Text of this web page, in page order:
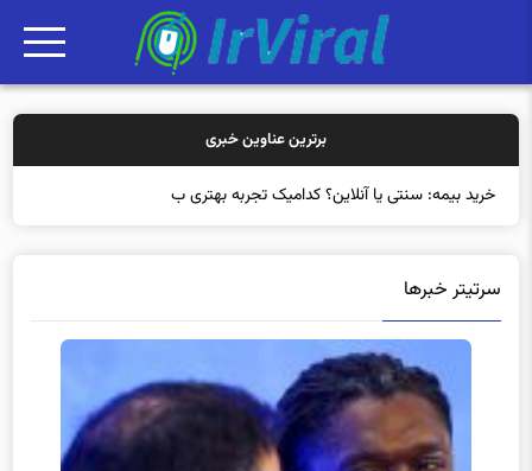
برترین عناوین خبری
خرید بیمه: سنتی یا آنلاین؟ کدامیک تجربه بهتری برای مشتریا
سرتیتر خبرها